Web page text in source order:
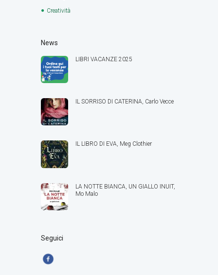
Creatività
News
LIBRI VACANZE 2025
IL SORRISO DI CATERINA, Carlo Vecce
IL LIBRO DI EVA, Meg Clothier
LA NOTTE BIANCA, UN GIALLO INUIT,
Mo Malo
Seguici